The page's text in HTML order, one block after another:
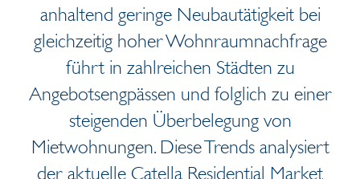
anhaltend geringe Neubautätigkeit bei
gleichzeitig hoher Wohnraumnachfrage
führt in zahlreichen Städten zu
Angebotsengpässen und folglich zu einer
steigenden Überbelegung von
Mietwohnungen. Diese Trends analysiert
der aktuelle Catella Residential Market